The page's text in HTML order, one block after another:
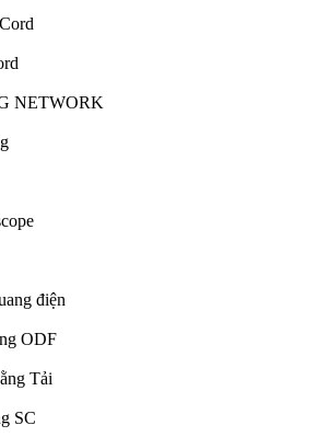
NETWORK
điện
ODF
Tải
SC